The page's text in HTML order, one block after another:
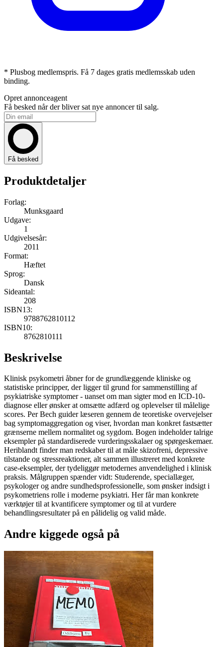
* Plusbog medlemspris. Få 7 dages gratis medlemsskab uden
binding.
Opret annonceagent
Få besked når der bliver sat nye annoncer til salg.
Få besked
Produktdetaljer
Forlag:
Munksgaard
Udgave:
1
Udgivelsesår:
2011
Format:
Hæftet
Sprog:
Dansk
Sideantal:
208
ISBN13:
9788762810112
ISBN10:
8762810111
Beskrivelse
Klinisk psykometri åbner for de grundlæggende kliniske og
statistiske principper, der ligger til grund for sammenstilling af
psykiatriske symptomer - uanset om man sigter mod en ICD-10-
diagnose eller ønsker at omsætte adfærd og oplevelser til målelige
scores. Per Bech guider læseren gennem de teoretiske overvejelser
bag symptomaggregation og viser, hvordan man konkret fastsætter
grænserne mellem normalitet og sygdom. Bogen indeholder talrige
eksempler på standardiserede vurderingsskalaer og spørgeskemaer.
Heriblandt finder man redskaber til at måle skizofreni, depressive
tilstande og stressreaktioner, alt sammen illustreret med konkrete
case-eksempler, der tydeliggør metodernes anvendelighed i klinisk
praksis. Målgruppen spænder vidt: Studerende, speciallæger,
psykologer og andre sundhedsprofessionelle, som ønsker indsigt i
psykometriens rolle i moderne psykiatri. Her får man konkrete
værktøjer til at kvantificere symptomer og til at vurdere
behandlingsresultater på en pålidelig og valid måde.
Andre kiggede også på